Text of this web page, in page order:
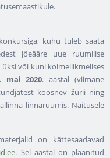
kuhu tuleb saata
jõeääre uue ruumilise
või kuni kolmeliikmelises
mai 2020. aastal (viimane
koosnev žürii ning
linnaruumis. Näitusele
on kättesaadavad
. Sel aastal on plaanitud